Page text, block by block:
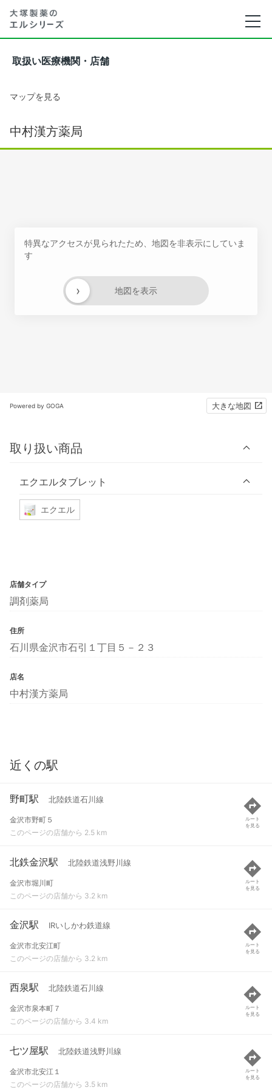
取扱い医療機関・店舗
マップを見る
中村漢方薬局
特異なアクセスが見られたため、地図を非表示にしていま
す
地図を表示
›
Powered by GOGA 大きな地図
取り扱い商品
エクエルタブレット
エクエル
店舗タイプ
調剤薬局
住所
石川県金沢市石引１丁目５－２３
店名
中村漢方薬局
近くの駅
野町駅 北陸鉄道石川線
金沢市野町５
このページの店舗から 2.5 km
ルート
を見る
北鉄金沢駅 北陸鉄道浅野川線
金沢市堀川町
このページの店舗から 3.2 km
ルート
を見る
金沢駅 IRいしかわ鉄道線
金沢市北安江町
このページの店舗から 3.2 km
ルート
を見る
西泉駅 北陸鉄道石川線
金沢市泉本町７
このページの店舗から 3.4 km
ルート
を見る
七ツ屋駅 北陸鉄道浅野川線
金沢市北安江１
このページの店舗から 3.5 km
ルート
を見る